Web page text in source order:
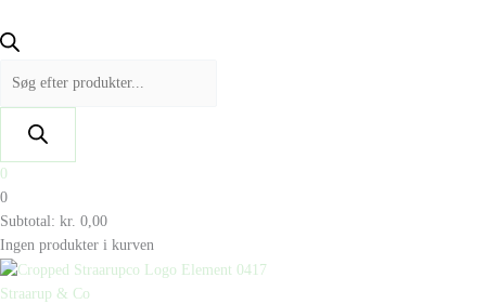
0
0
Subtotal: kr. 0,00
Ingen produkter i kurven
Straarup & Co